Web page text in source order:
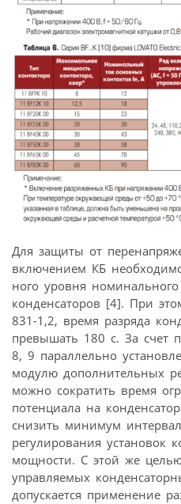
Для защиты от
включением КБ
ного уровня
конденсаторов [4]. При
831-1,2, время разряда
превышать 180 с. За счет
8, 9 параллельно
модулю дополнительных
можно сократить время
потенциала на
снизить минимум
регулирования установок
мощности. С этой же
управляемых
допускается применение